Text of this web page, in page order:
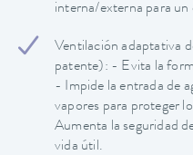
interna/externa para un
Ventilación adaptativa
patente): - Evita la
- Impide la entrada de
vapores para proteger
Aumenta la seguridad
vida útil.